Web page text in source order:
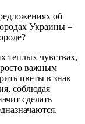
об
Украины –
теплых чувствах,
важным
цветы в знак
соблюдая
сделать